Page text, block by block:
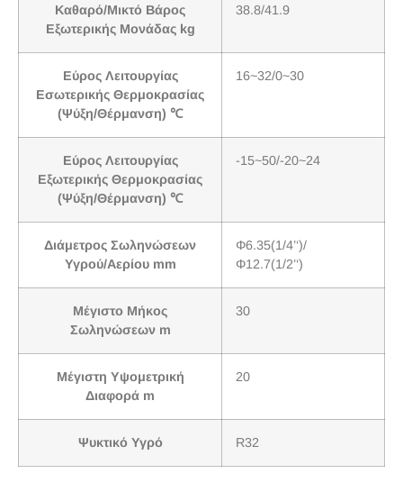
Καθαρό/Μικτό Βάρος
Εξωτερικής Μονάδας kg
38.8/41.9
Εύρος Λειτουργίας
Εσωτερικής Θερμοκρασίας
(Ψύξη/Θέρμανση) ℃
16~32/0~30
Εύρος Λειτουργίας
Εξωτερικής Θερμοκρασίας
(Ψύξη/Θέρμανση) ℃
-15~50/-20~24
Διάμετρος Σωληνώσεων
Υγρού/Αερίου mm
Φ6.35(1/4’‘)/
Φ12.7(1/2’‘)
Μέγιστο Μήκος
Σωληνώσεων m
30
Μέγιστη Υψομετρική
Διαφορά m
20
Ψυκτικό Υγρό R32